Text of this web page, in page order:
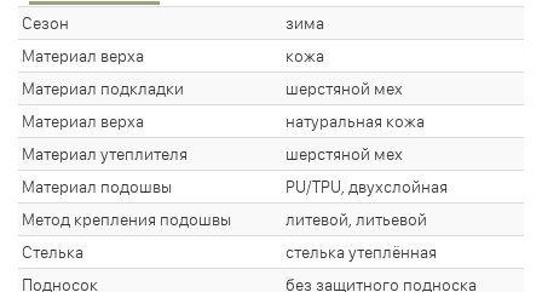
Сезон
зима
Материал верха
кожа
Материал подкладки
шерстяной мех
Материал верха
натуральная кожа
Материал утеплителя
шерстяной мех
Материал подошвы
PU/TPU, двухслойная
Метод крепления подошвы
литевой, литьевой
Стелька
стелька утеплённая
Подносок
без защитного подноска